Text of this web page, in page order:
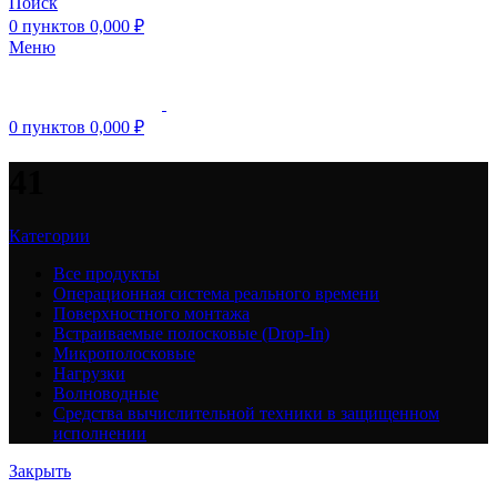
0 пунктов 0,000 ₽
Меню
0 пунктов 0,000 ₽
Категории
Все продукты
Операционная система реального времени
Поверхностного монтажа
Встраиваемые полосковые (Drop-In)
Микрополосковые
Нагрузки
Волноводные
Средства вычислительной техники в защищенном
исполнении
Закрыть